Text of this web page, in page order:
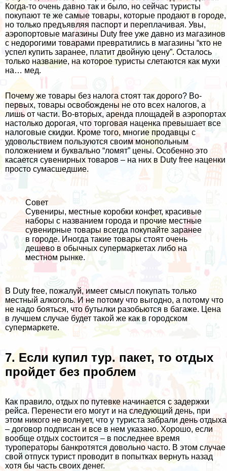
Когда-то очень давно так и было, но сейчас туристы
покупают те же самые товары, которые продают в городе,
но только предъявляя паспорт и переплачивая. Увы,
аэропортовые магазины Duty free уже давно из магазинов
с недорогими товарами превратились в магазины “кто не
успел купить заранее, платит двойную цену”. Осталось
только название, на которое туристы слетаются как мухи
на… мед.
Почему же товары без налога стоят так дорого? Во-
первых, товары освобождены не ото всех налогов, а
лишь от части. Во-вторых, аренда площадей в аэропортах
настолько дорогая, что торговая наценка превышает все
налоговые скидки. Кроме того, многие продавцы с
удовольствием пользуются своим монопольным
положением и буквально “ломят” цены. Особенно это
касается сувенирных товаров – на них в Duty free наценки
просто сумасшедшие.
Совет
Сувениры, местные коробки конфет, красивые
наборы с названием города и прочие местные
сувенирные товары всегда покупайте заранее
в городе. Иногда такие товары стоят очень
дешево в обычных супермаркетах либо на
местном рынке.
В Duty free, пожалуй, имеет смысл покупать только
местный алкоголь. И не потому что выгодно, а потому что
не надо бояться, что бутылки разобьются в багаже. Цена
в лучшем случае будет такой же как в городском
супермаркете.
7. Если купил тур. пакет, то отдых
пройдет без проблем
Как правило, отдых по путевке начинается с задержки
рейса. Перенести его могут и на следующий день, при
этом никого не волнует, что у туриста забрали день отдыха
– договор подписан и все в нем указано. Хорошо, если
вообще отдых состоится – в последнее время
туроператоры банкротятся довольно часто. В этом случае
свой отпуск турист проводит в попытках вернуть назад
хотя бы часть своих денег.